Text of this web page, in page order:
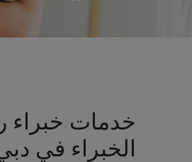
خدمات خبراء
الخبراء في